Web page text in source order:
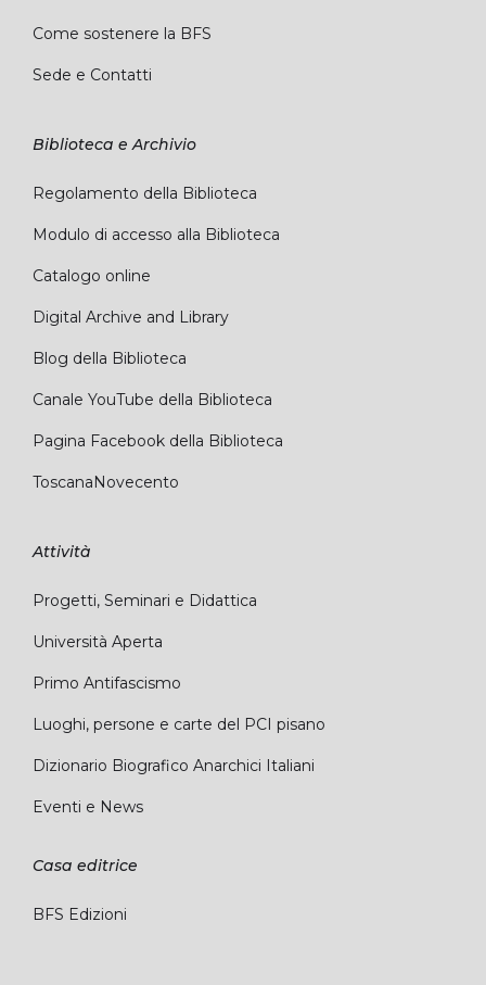
Come sostenere la BFS
Sede e Contatti
Biblioteca e Archivio
Regolamento della Biblioteca
Modulo di accesso alla Biblioteca
Catalogo online
Digital Archive and Library
Blog della Biblioteca
Canale YouTube della Biblioteca
Pagina Facebook della Biblioteca
ToscanaNovecento
Attività
Progetti, Seminari e Didattica
Università Aperta
Primo Antifascismo
Luoghi, persone e carte del PCI pisano
Dizionario Biografico Anarchici Italiani
Eventi e News
Casa editrice
BFS Edizioni